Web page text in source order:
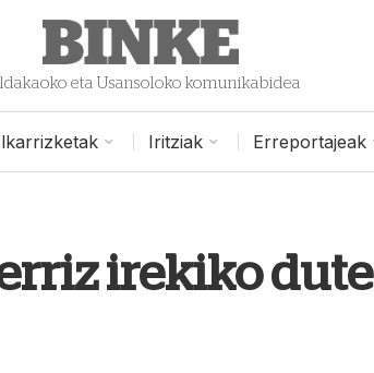
eta Usansoloko komunikabidea
Iritziak Erreportajeak
irekiko dute